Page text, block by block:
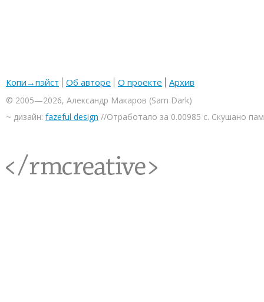
Копи→пэйст Об авторе О проекте Архив
© 2005—2026, Александр Макаров (Sam Dark)
~ дизайн: fazeful design //Отработало за 0.00985 с. Скушано
<rmcreative/>